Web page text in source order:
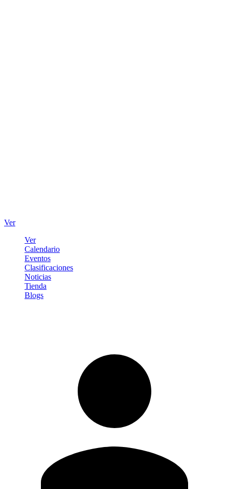
Ver
Ver
Calendario
Eventos
Clasificaciones
Noticias
Tienda
Blogs